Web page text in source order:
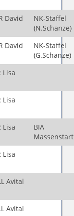
David
NK-Staffel
(N.Schanze)
David
NK-Staffel
(G.Schanze)
Lisa
Lisa
Lisa
BIA
Lisa
Avital
Avital